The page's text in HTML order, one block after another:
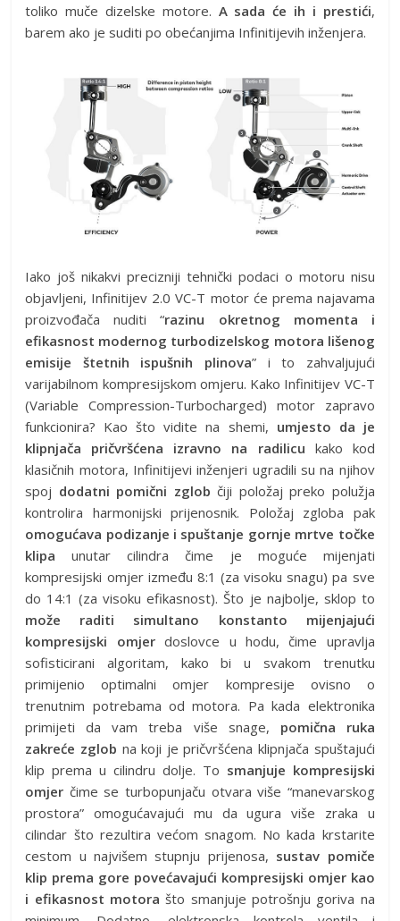
toliko muče dizelske motore. A sada će ih i prestići,
barem ako je suditi po obećanjima Infinitijevih inženjera.
Iako još nikakvi precizniji tehnički podaci o motoru nisu
objavljeni, Infinitijev 2.0 VC-T motor će prema najavama
proizvođača nuditi “razinu okretnog momenta i
efikasnost modernog turbodizelskog motora lišenog
emisije štetnih ispušnih plinova” i to zahvaljujući
varijabilnom kompresijskom omjeru. Kako Infinitijev VC-T
(Variable Compression-Turbocharged) motor zapravo
funkcionira? Kao što vidite na shemi, umjesto da je
klipnjača pričvršćena izravno na radilicu kako kod
klasičnih motora, Infinitijevi inženjeri ugradili su na njihov
spoj dodatni pomični zglob čiji položaj preko polužja
kontrolira harmonijski prijenosnik. Položaj zgloba pak
omogućava podizanje i spuštanje gornje mrtve točke
klipa unutar cilindra čime je moguće mijenjati
kompresijski omjer između 8:1 (za visoku snagu) pa sve
do 14:1 (za visoku efikasnost). Što je najbolje, sklop to
može raditi simultano konstanto mijenjajući
kompresijski omjerdoslovce u hodu, čime upravlja
sofisticirani algoritam, kako bi u svakom trenutku
primijenio optimalni omjer kompresije ovisno o
trenutnim potrebama od motora. Pa kada elektronika
primijeti da vam treba više snage, pomična ruka
zakreće zglob na koji je pričvršćena klipnjača spuštajući
klip prema u cilindru dolje. To smanjuje kompresijski
omjer čime se turbopunjaču otvara više “manevarskog
prostora” omogućavajući mu da ugura više zraka u
cilindar što rezultira većom snagom. No kada krstarite
cestom u najvišem stupnju prijenosa, sustav pomiče
klip prema gore povećavajući kompresijski omjer kao
i efikasnost motora što smanjuje potrošnju goriva na